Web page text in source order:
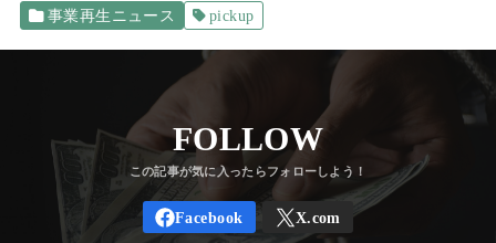
事業再生ニュース pickup
FOLLOW